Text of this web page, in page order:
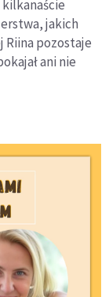
kilkanaście
jakich
Riina pozostaje
ani nie